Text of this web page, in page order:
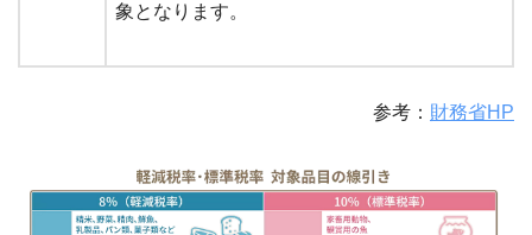
象となります。
参考： 財務省HP